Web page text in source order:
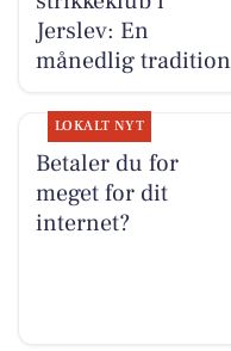
Jerslev: En
månedlig tradition
LOKALT NYT
Betaler du for
meget for dit
internet?